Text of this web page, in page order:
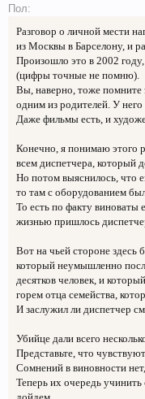
Пол:
Разговор о личной мести
из Москвы в Барселону, и
Произошло это в 2002
(цифры точные не помню).
Вы, наверно, тоже помните
одним из родителей. У
Даже фильмы есть, и
Конечно, я понимаю этого
всем диспетчера, который
Но потом выяснилось, что
то там с оборудованием
То есть по факту виноваты
жизнью пришлось
Вот на чьей стороне здесь
который неумышленно
десятков человек, и
горем отца семейства,
И заслужил ли диспетчер
Убийце дали всего
Представьте, что
Сомнений в виновности
Теперь их очередь